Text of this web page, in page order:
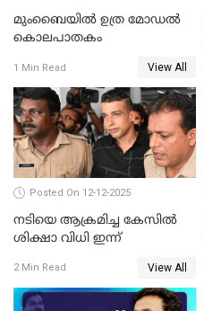
മുംബൈയില്‍ ഉത്ര മോഡല്‍
കൊലപാതകം
1 Min Read View All
Posted On 12-12-2025
നടിയെ ആക്രമിച്ച കേസിൽ
ശിക്ഷാ വിധി ഇന്ന്
2 Min Read View All